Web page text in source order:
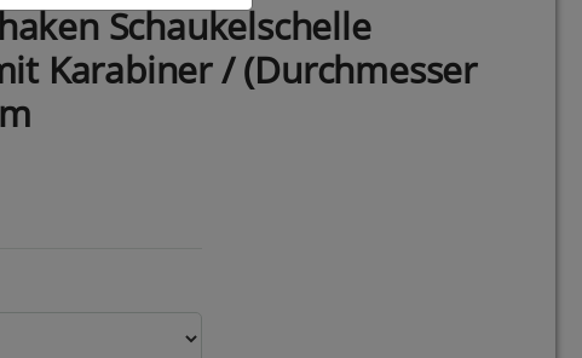
Schaukelschelle
Karabiner / (Durchmesser